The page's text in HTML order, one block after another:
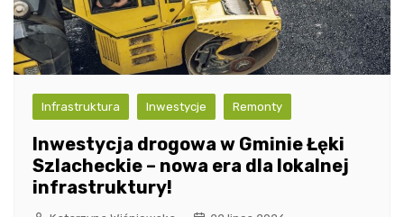
Infrastruktura Inwestycje Remonty
Inwestycja drogowa w Gminie Łęki
Szlacheckie – nowa era dla lokalnej
infrastruktury!